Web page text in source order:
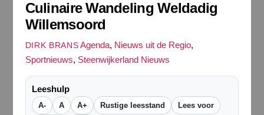
Culinaire Wandeling Weldadig
Willemsoord
DIRK BRANS Agenda, Nieuws uit de Regio,
Sportnieuws, Steenwijkerland Nieuws
Leeshulp
A- A A+ Rustige leesstand Lees voor